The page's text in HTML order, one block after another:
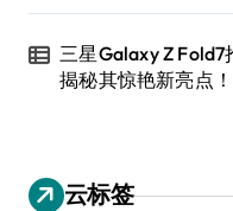
三星Galaxy Z
揭秘其惊艳新亮点！
云标签